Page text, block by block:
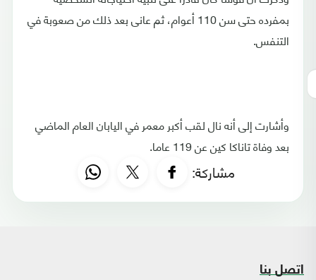
بمفرده حتى سن 110 أعوام، ثم عانى بعد ذلك من صعوبة في
التنفس.
وأشارت إلى أنه نال لقب أكبر معمر في اليابان العام الماضي
بعد وفاة تاناكا كين عن 119 عاما.
مشاركة:
اتصل بنا